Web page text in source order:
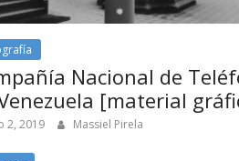
Nacional de
[material
2, 2019 Massiel Pirela